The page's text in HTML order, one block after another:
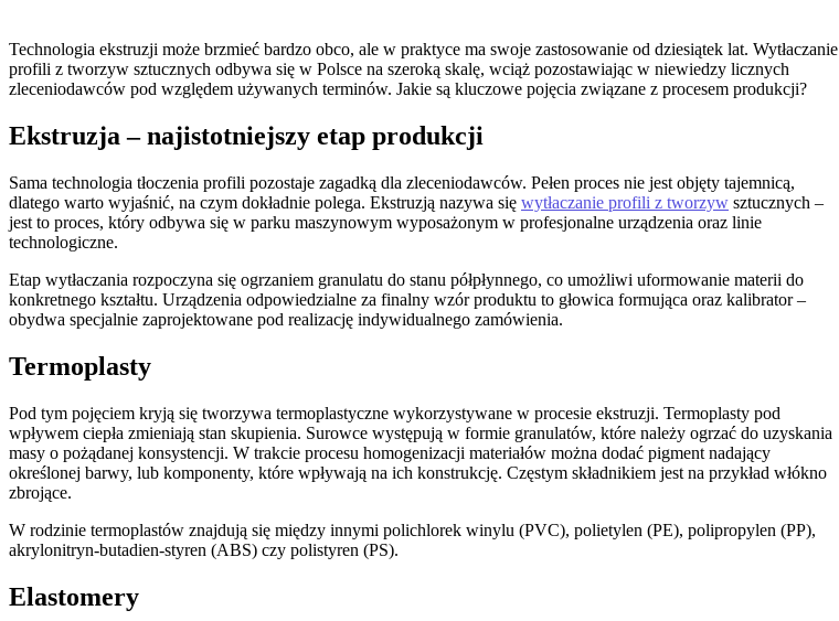
Technologia ekstruzji może brzmieć bardzo obco, ale w praktyce ma swoje zastosowanie od dziesiątek lat. Wytłaczanie
profili z tworzyw sztucznych odbywa się w Polsce na szeroką skalę, wciąż pozostawiając w niewiedzy licznych
zleceniodawców pod względem używanych terminów. Jakie są kluczowe pojęcia związane z procesem produkcji?
Ekstruzja – najistotniejszy etap produkcji
Sama technologia tłoczenia profili pozostaje zagadką dla zleceniodawców. Pełen proces nie jest objęty tajemnicą,
dlatego warto wyjaśnić, na czym dokładnie polega. Ekstruzją nazywa się wytłaczanie profili z tworzyw sztucznych –
jest to proces, który odbywa się w parku maszynowym wyposażonym w profesjonalne urządzenia oraz linie
technologiczne.
Etap wytłaczania rozpoczyna się ogrzaniem granulatu do stanu półpłynnego, co umożliwi uformowanie materii do
konkretnego kształtu. Urządzenia odpowiedzialne za finalny wzór produktu to głowica formująca oraz kalibrator –
obydwa specjalnie zaprojektowane pod realizację indywidualnego zamówienia.
Termoplasty
Pod tym pojęciem kryją się tworzywa termoplastyczne wykorzystywane w procesie ekstruzji. Termoplasty pod
wpływem ciepła zmieniają stan skupienia. Surowce występują w formie granulatów, które należy ogrzać do uzyskania
masy o pożądanej konsystencji. W trakcie procesu homogenizacji materiałów można dodać pigment nadający
określonej barwy, lub komponenty, które wpływają na ich konstrukcję. Częstym składnikiem jest na przykład włókno
zbrojące.
W rodzinie termoplastów znajdują się między innymi polichlorek winylu (PVC), polietylen (PE), polipropylen (PP),
akrylonitryn-butadien-styren (ABS) czy polistyren (PS).
Elastomery